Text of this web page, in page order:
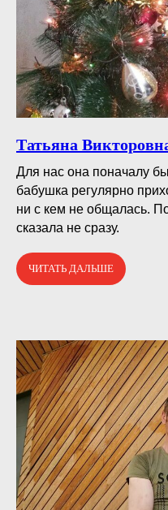
Татьяна
Для нас она поначалу
бабушка регулярно
ни с кем не общалась.
сказала не сразу.
ЧИТАТЬ ДАЛЬШЕ